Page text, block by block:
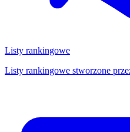
Listy rankingowe
Listy rankingowe stworzone